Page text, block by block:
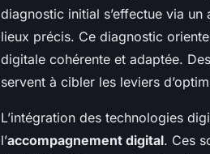
diagnostic initial s’effectue via
lieux précis. Ce diagnostic
digitale cohérente et adaptée.
servent à cibler les leviers
L’intégration des technologies
l’accompagnement digital. Ces